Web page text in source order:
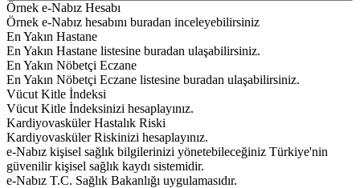
Örnek e-Nabız Hesabı
Örnek e-Nabız hesabını buradan inceleyebilirsiniz
En Yakın Hastane
En Yakın Hastane listesine buradan ulaşabilirsiniz.
En Yakın Nöbetçi Eczane
En Yakın Nöbetçi Eczane listesine buradan ulaşabilirsiniz.
Vücut Kitle İndeksi
Vücut Kitle İndeksinizi hesaplayınız.
Kardiyovasküler Hastalık Riski
Kardiyovasküler Riskinizi hesaplayınız.
e-Nabız kişisel sağlık bilgilerinizi yönetebileceğiniz Türkiye'nin
güvenilir kişisel sağlık kaydı sistemidir.
e-Nabız T.C. Sağlık Bakanlığı uygulamasıdır.